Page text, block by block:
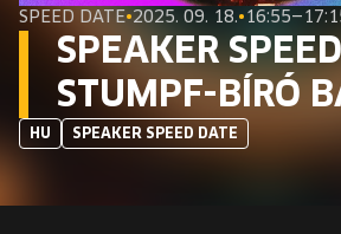
EURÓPA JÖVŐFESZTIVÁLJA
ELŐADÓK
INGYENES DIÁK- ÉS
JEGYEK
SPEED DATE•2025. 09. 18.•
SPEAKER
STUMPF-BÍRÓ
HU SPEAKER SPEED DATE